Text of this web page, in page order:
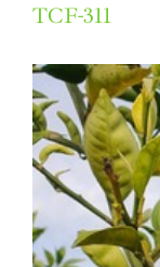
TCF-311